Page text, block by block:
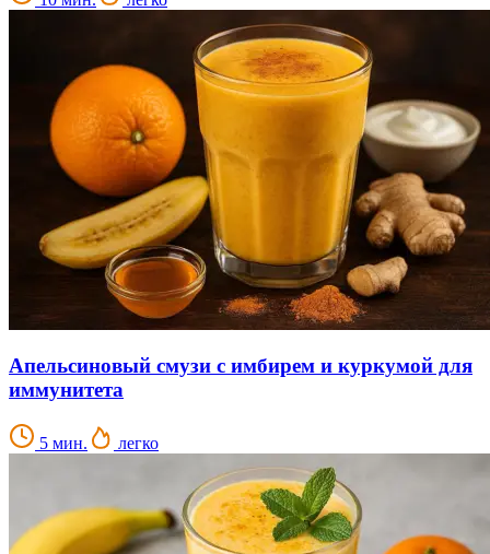
Апельсиновый смузи с имбирем и куркумой для
иммунитета
5 мин. легко